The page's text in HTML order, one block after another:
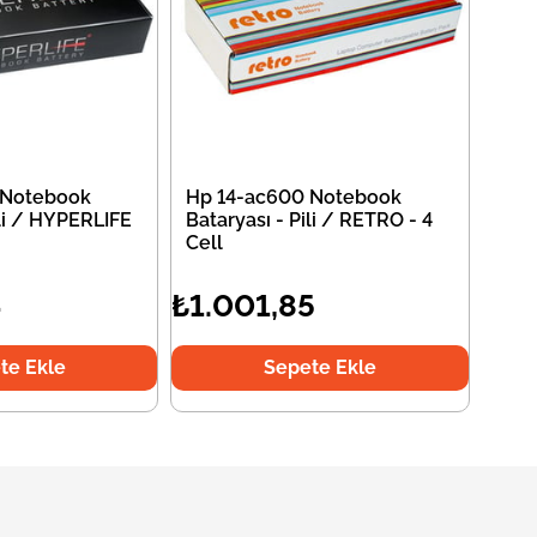
/ HYPERLIFE
Ekle
Hp 14-ac600 Notebook
Bataryası - Pili / RETRO - 4
Cell
₺1.001,85
Sepete Ekle